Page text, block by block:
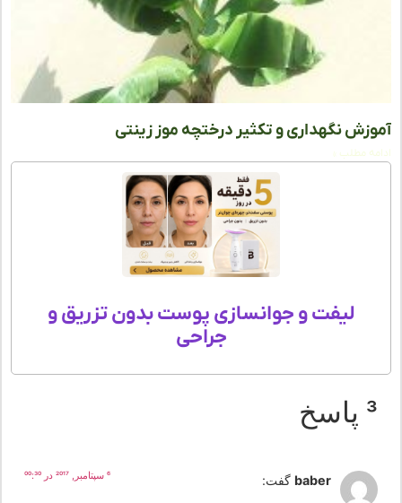
نگهداری و تکثیر درختچه موز زینتی
مطلب »
لیفت و جوانسازی پوست بدون تزریق و
جراحی
baber گفت: